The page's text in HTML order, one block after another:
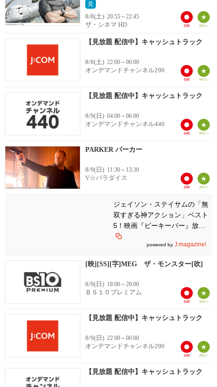
見
8/8(土) 20:55～22:45
ザ・シネマ HD
【見放題 配信中】キャッシュトラック
8/8(土) 22:00～00:00
オンデマンドチャンネル290
【見放題 配信中】キャッシュトラック
8/9(日) 04:00～06:00
オンデマンドチャンネル440
PARKER パーカー
8/9(日) 11:30～13:30
V☆パラダイス
ジェイソン・ステイサムの「無
双すぎる神アクション」ベスト
5！映画『ビーキーパー』放送
記念【連休向け厳選】
powered by J:magazine!
[映][SS][字]MEG ザ・モンスター[吹]
8/9(日) 18:00～20:00
ＢＳ１０プレミアム
【見放題 配信中】キャッシュトラック
8/9(日) 22:00～00:00
オンデマンドチャンネル290
【見放題 配信中】キャッシュトラック